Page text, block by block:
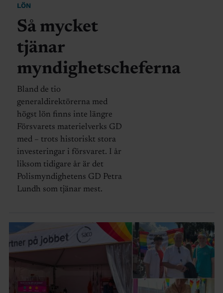
LÖN
Så mycket
tjänar
myndighetscheferna
Bland de tio
generaldirektörerna med
högst lön finns inte längre
Försvarets materielverks GD
med – trots historiskt stora
investeringar i försvaret. I år
liksom tidigare år är det
Polismyndighetens GD Petra
Lundh som tjänar mest.